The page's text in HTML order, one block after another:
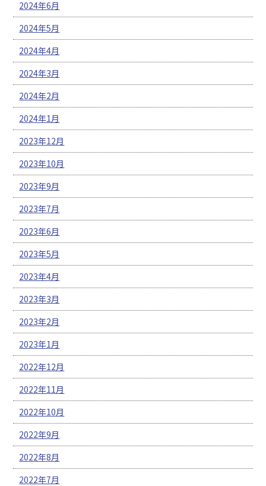
2024年6月
2024年5月
2024年4月
2024年3月
2024年2月
2024年1月
2023年12月
2023年10月
2023年9月
2023年7月
2023年6月
2023年5月
2023年4月
2023年3月
2023年2月
2023年1月
2022年12月
2022年11月
2022年10月
2022年9月
2022年8月
2022年7月